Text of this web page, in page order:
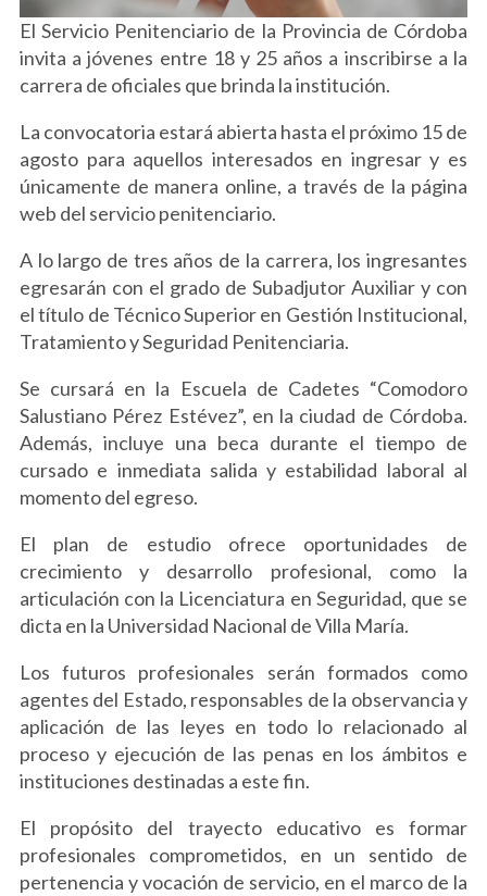
El Servicio Penitenciario de la Provincia de Córdoba
invita a jóvenes entre 18 y 25 años a inscribirse a la
carrera de oficiales que brinda la institución.
La convocatoria estará abierta hasta el próximo 15 de
agosto para aquellos interesados en ingresar y es
únicamente de manera online, a través de la página
web del servicio penitenciario.
A lo largo de tres años de la carrera, los ingresantes
egresarán con el grado de Subadjutor Auxiliar y con
el título de Técnico Superior en Gestión Institucional,
Tratamiento y Seguridad Penitenciaria.
Se cursará en la Escuela de Cadetes “Comodoro
Salustiano Pérez Estévez”, en la ciudad de Córdoba.
Además, incluye una beca durante el tiempo de
cursado e inmediata salida y estabilidad laboral al
momento del egreso.
El plan de estudio ofrece oportunidades de
crecimiento y desarrollo profesional, como la
articulación con la Licenciatura en Seguridad, que se
dicta en la Universidad Nacional de Villa María.
Los futuros profesionales serán formados como
agentes del Estado, responsables de la observancia y
aplicación de las leyes en todo lo relacionado al
proceso y ejecución de las penas en los ámbitos e
instituciones destinadas a este fin.
El propósito del trayecto educativo es formar
profesionales comprometidos, en un sentido de
pertenencia y vocación de servicio, en el marco de la